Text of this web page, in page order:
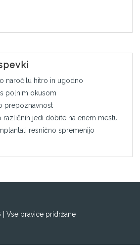
naročilu hitro in ugodno
polnim okusom
prepoznavnost
različnih jedi dobite na enem mestu
resnično spremenijo
Vse pravice pridržane